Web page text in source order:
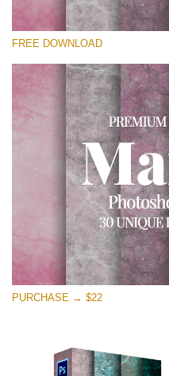
Small 800*533px
Real Marble
(30 Textures)
Large 6000*4000px
Entire Collection
(1783 Overlays)
Large 6000*4000px
FREE DOWNLOAD
PURCHASE → $22